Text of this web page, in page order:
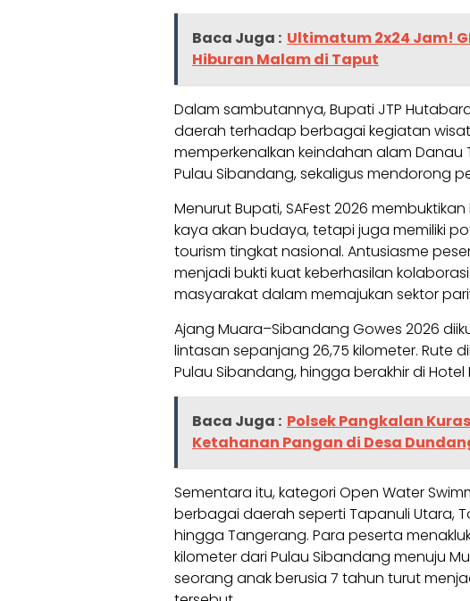
Baca Juga : Ultimatum 2x24 Jam!
Hiburan Malam di Taput
Dalam sambutannya, Bupati JTP
daerah terhadap berbagai kegiatan
memperkenalkan keindahan alam
Pulau Sibandang, sekaligus mendorong
Menurut Bupati, SAFest 2026
kaya akan budaya, tetapi juga memiliki
tourism tingkat nasional. Antusiasme
menjadi bukti kuat keberhasilan
masyarakat dalam memajukan sektor
Ajang Muara–Sibandang Gowes 2026
lintasan sepanjang 26,75 kilometer. Rute
Pulau Sibandang, hingga berakhir di Hotel
Baca Juga : Polsek Pangkalan
Ketahanan Pangan di Desa
Sementara itu, kategori Open Water
berbagai daerah seperti Tapanuli Utara,
hingga Tangerang. Para peserta
kilometer dari Pulau Sibandang menuju
seorang anak berusia 7 tahun turut